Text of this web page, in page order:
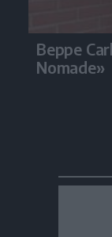
Beppe
Nomade»